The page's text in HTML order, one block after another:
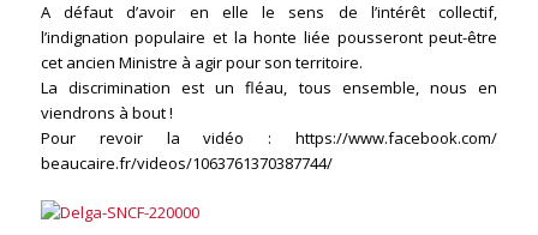
A défaut d’avoir en elle le sens de l’intérêt collectif,
l’indignation populaire et la honte liée pousseront peut-être
cet ancien Ministre à agir pour son territoire.
La discrimination est un fléau, tous ensemble, nous en
viendrons à bout !
Pour revoir la vidéo :https://www.facebook.com/
beaucaire.fr/videos/1063761370387744/